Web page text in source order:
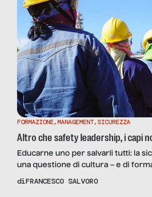
FORMAZIONE,MANAGEMENT, SICUREZZA
Altro che safety leadership, i capi
Educarne uno per salvarli tutti: la
una questione di cultura – e di
leadership con l’avvocato e
diFRANCESCO SALVORO